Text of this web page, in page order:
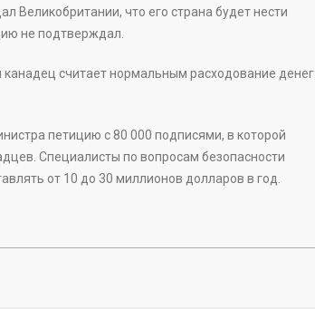
что его страна будет нести
не подтверждал.
считает нормальным расходование денег
петицию с 80 000 подписями, в которой
Специалисты по вопросам безопасности
от 10 до 30 миллионов долларов в год.